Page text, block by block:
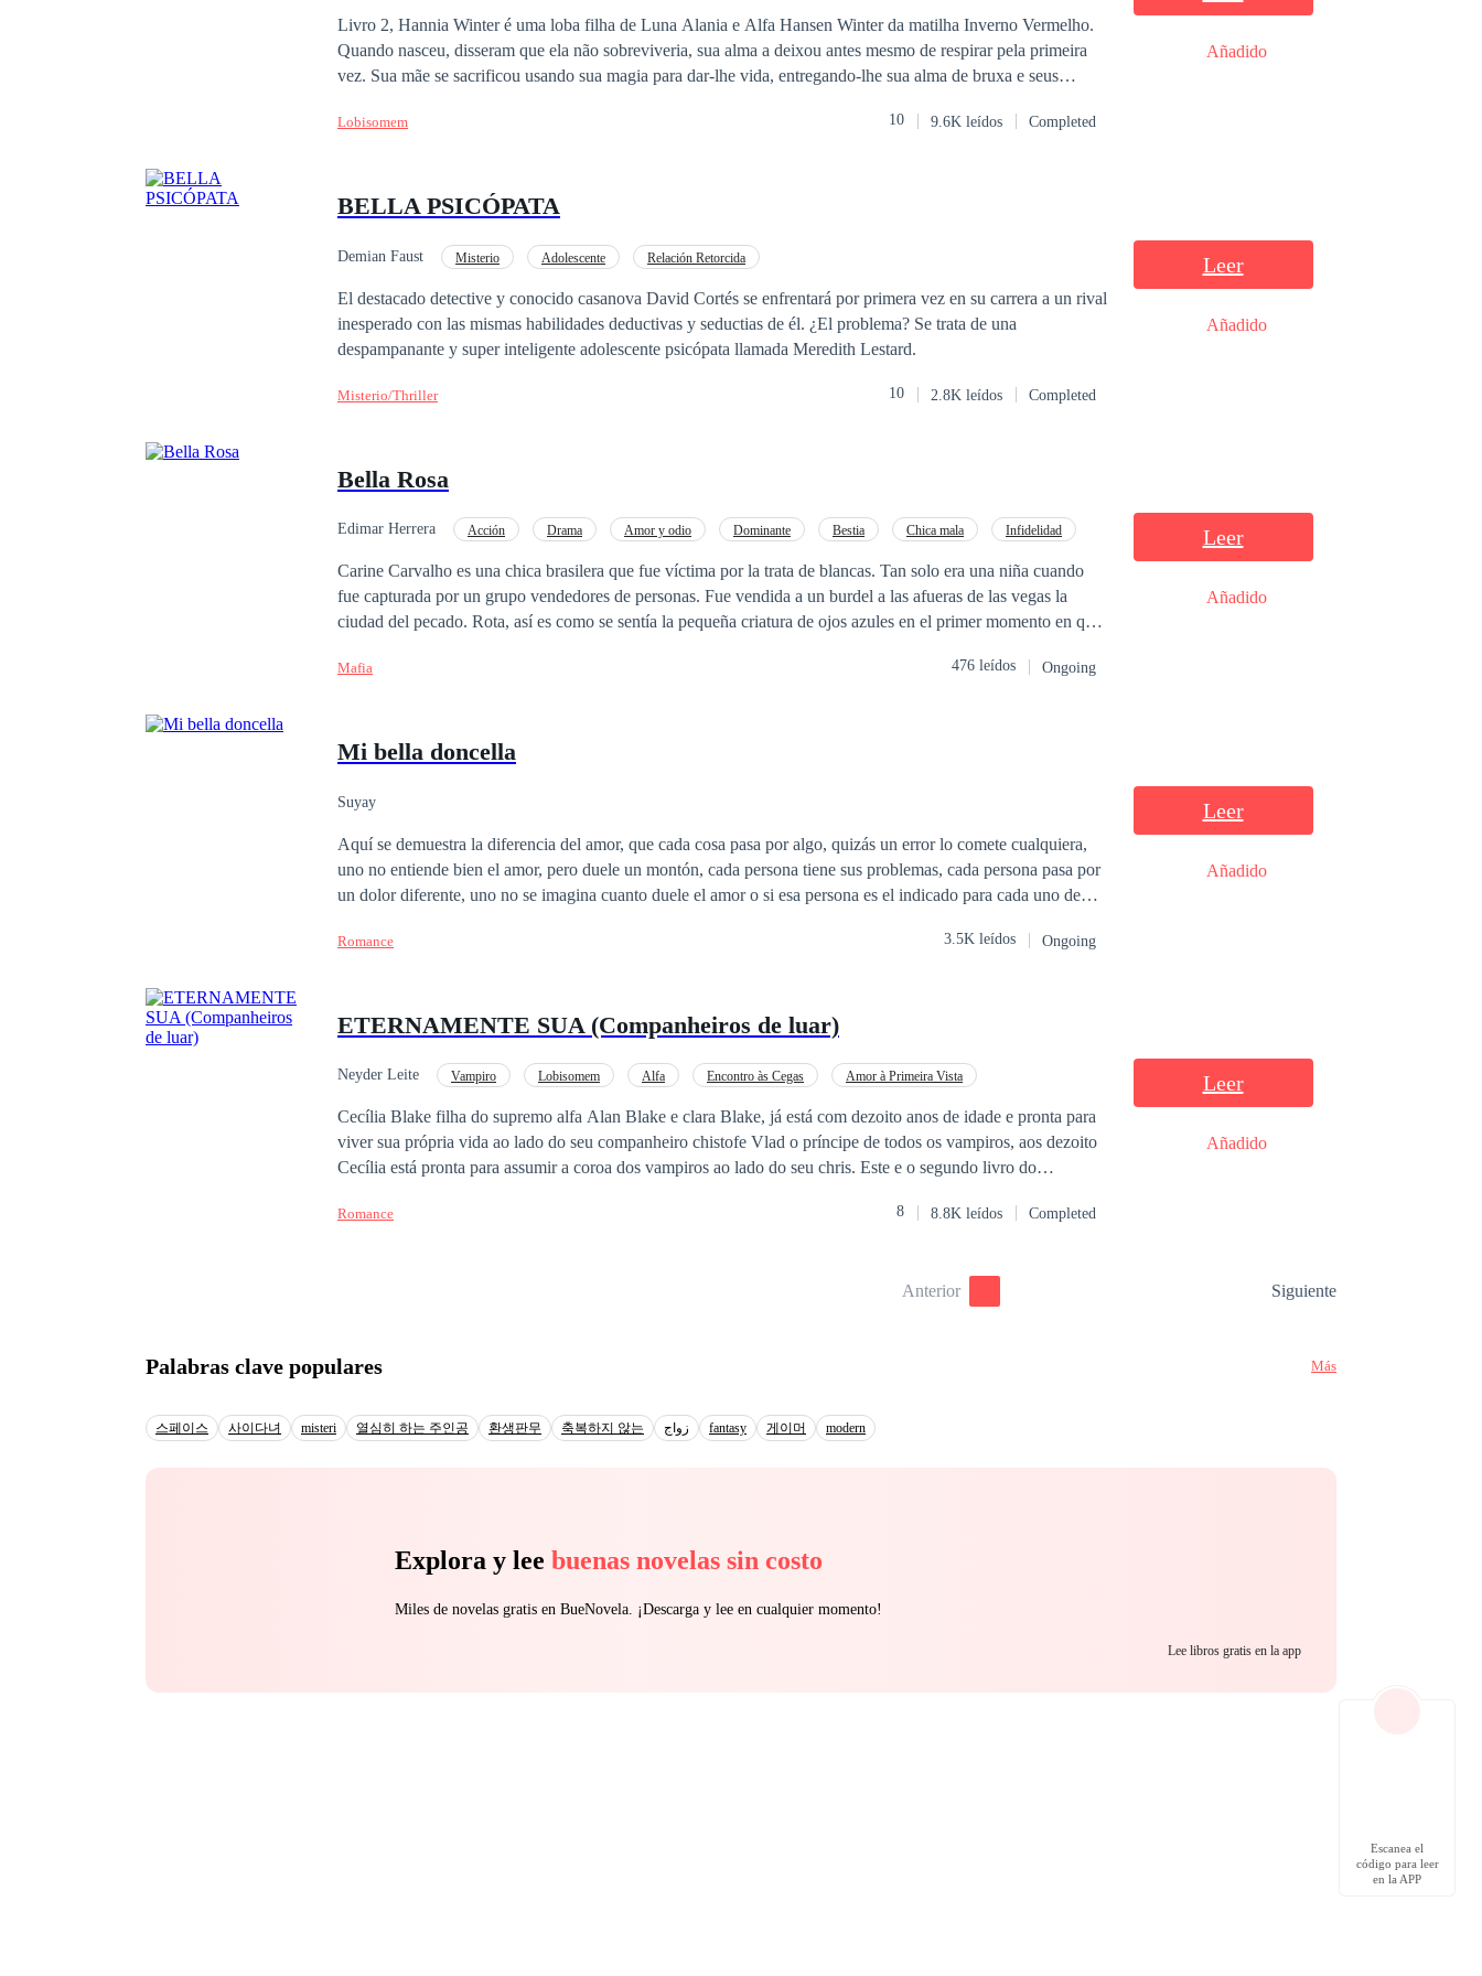
Livro 2, Hannia Winter é uma loba filha de Luna Alania e Alfa Hansen Winter da matilha Inverno Vermelho.
Quando nasceu, disseram que ela não sobreviveria, sua alma a deixou antes mesmo de respirar pela primeira
vez. Sua mãe se sacrificou usando sua magia para dar-lhe vida, entregando-lhe sua alma de bruxa e seus
de um antigo feitiço realizado na alma de Maxon, Príncipe de Zanaerys. Ambos se apaixonaram pelo desejo e
decide que é hora de Máximo provar que é digno dela e que ele não a ama apenas por um feitiço, mas que ele
Será que Hannia conseguirá rejeitá-lo? Hannia não é apenas uma loba ou bruxa à espera de seu companheiro,
retorna, tudo se complica entre eles.
Lobisomem 10 9.6K leídos Completed
Añadido
BELLA PSICÓPATA
Demian Faust Misterio Adolescente Relación Retorcida
El destacado detective y conocido casanova David Cortés se enfrentará por primera vez en su carrera a un rival
inesperado con las mismas habilidades deductivas y seductias de él. ¿El problema? Se trata de una
despampanante y super inteligente adolescente psicópata llamada Meredith Lestard.
Misterio/Thriller 10 2.8K leídos Completed
Leer
Añadido
Bella Rosa
Edimar Herrera Acción Drama Amor y odio Dominante Bestia Chica mala
Infidelidad
Carine Carvalho es una chica brasilera que fue víctima por la trata de blancas. Tan solo era una niña cuando
fue capturada por un grupo vendedores de personas. Fue vendida a un burdel a las afueras de las vegas la
ciudad del pecado. Rota, así es como se sentía la pequeña criatura de ojos azules en el primer momento en que
meretriz de un millonario o un mafioso. Ella veía una opción para escapar de aquel infierno, pero que
Esclava. Atrapada, envuelta en ese paradigma de deseo y pasión. Muerte, sangre, mafia. —Tu único pecado
Mafia 476 leídos Ongoing
Leer
Añadido
Mi bella doncella
Suyay
Aquí se demuestra la diferencia del amor, que cada cosa pasa por algo, quizás un error lo comete cualquiera,
uno no entiende bien el amor, pero duele un montón, cada persona tiene sus problemas, cada persona pasa por
un dolor diferente, uno no se imagina cuanto duele el amor o si esa persona es el indicado para cada uno de
comprenda. Pero unoo quizás ni sepa en lo que se puede meter, en lo peligroso que puede ser o donde puede
o en grandes problemas, pero estamos juntos en esto. Ambos tenemos nuestros problemas, secretos y misterios.
dejando todas las razones de lado, no puedo negarlo amo al chico. Se que debo dejarlo y alejarme de el, pero
una chica, su bella Doncella, su damisela y el es mi todo.
Romance 3.5K leídos Ongoing
Leer
Añadido
ETERNAMENTE SUA (Companheiros de luar)
Neyder Leite Vampiro Lobisomem Alfa Encontro às Cegas
Amor à Primeira Vista
Cecília Blake filha do supremo alfa Alan Blake e clara Blake, já está com dezoito anos de idade e pronta para
viver sua própria vida ao lado do seu companheiro chistofe Vlad o príncipe de todos os vampiros, aos dezoito
Cecília está pronta para assumir a coroa dos vampiros ao lado do seu chris. Este e o segundo livro do
Romance 8 8.8K leídos Completed
Leer
Añadido
Anterior Siguiente
Palabras clave populares Más
스페이스 사이다녀 misteri 열심히 하는 주인공 환생판무 축복하지 않는 زواج fantasy 게이머 modern
Explora y lee buenas novelas sin costo
Miles de novelas gratis en BueNovela. ¡Descarga y lee en cualquier momento!
Lee libros gratis en la app
Escanea el
código para leer
en la APP